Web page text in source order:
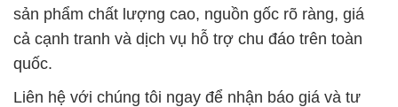
sản phẩm chất lượng cao, nguồn gốc rõ ràng, giá
cả cạnh tranh và dịch vụ hỗ trợ chu đáo trên toàn
quốc.
Liên hệ với chúng tôi ngay để nhận báo giá và tư